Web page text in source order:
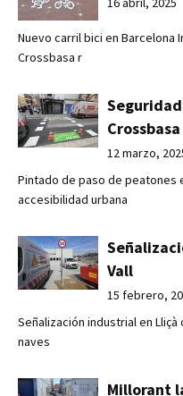
Nuevo carril bici en Barcelona
Crossbasa r
Crossbasa
12 marzo,
Pintado de paso de peatones
accesibilidad urbana
Vall
15 febrero,
Señalización industrial en
naves
Millorant